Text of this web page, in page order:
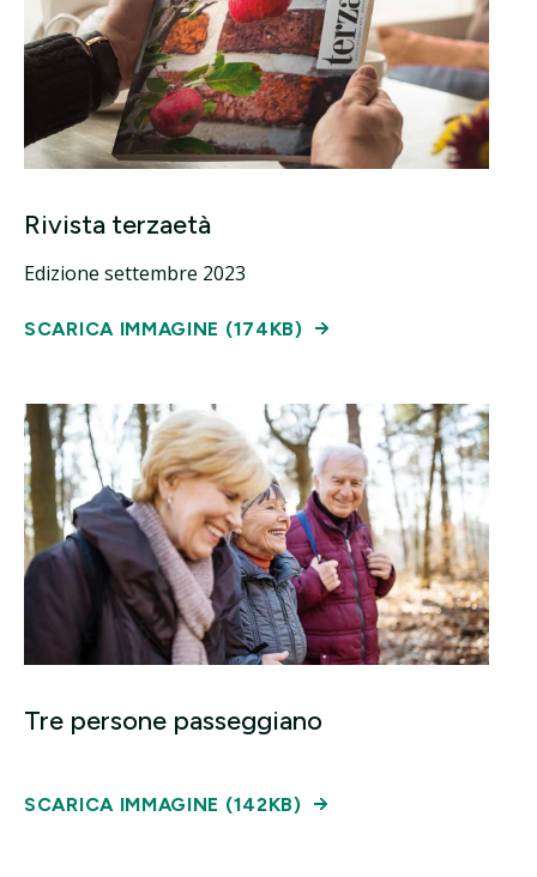
Rivista terzaetà
Edizione settembre 2023
SCARICA IMMAGINE (174KB)
Tre persone passeggiano
SCARICA IMMAGINE (142KB)